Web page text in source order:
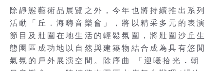
除靜態藝術品展覽之外，今年也將持續推出系列
活動「丘．海嗨音樂會」，將以精采多元的表演
節目及壯圍在地生活的輕鬆氛圍，將壯圍沙丘生
態園區成功地以自然與建築物結合成為具有悠閒
氣氛的戶外展演空間。除序曲 「迎曦拾光 ．朝